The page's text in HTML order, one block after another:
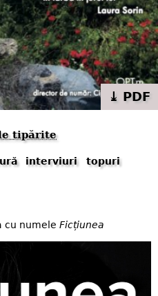
⤓ PDF
tipărite
interviuri
topuri
cu numele Ficțiunea